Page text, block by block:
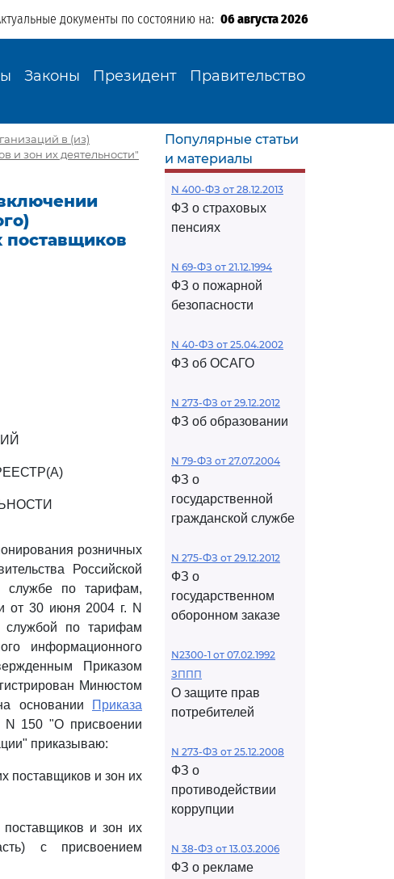
документы по состоянию на: 06 августа 2026
Законы Президент Правительство
в (из)
и зон их деятельности"
поставщиков
розничных
Российской
службе по тарифам,
от 30 июня 2004 г. N
службой по тарифам
информационного
Приказом
Минюстом
основании
Приказа
N 150 "О присвоении
приказываю:
поставщиков и зон их
и зон их
с присвоением
Популярные статьи
и материалы
N 400-ФЗ от 28.12.2013
ФЗ о страховых
пенсиях
N 69-ФЗ от 21.12.1994
ФЗ о пожарной
безопасности
N 40-ФЗ от 25.04.2002
ФЗ об ОСАГО
N 273-ФЗ от 29.12.2012
ФЗ об образовании
N 79-ФЗ от 27.07.2004
ФЗ о
государственной
гражданской службе
N 275-ФЗ от 29.12.2012
ФЗ о
государственном
оборонном заказе
N2300-1 от 07.02.1992
ЗППП
О защите прав
потребителей
N 273-ФЗ от 25.12.2008
ФЗ о
противодействии
коррупции
N 38-ФЗ от 13.03.2006
ФЗ о рекламе